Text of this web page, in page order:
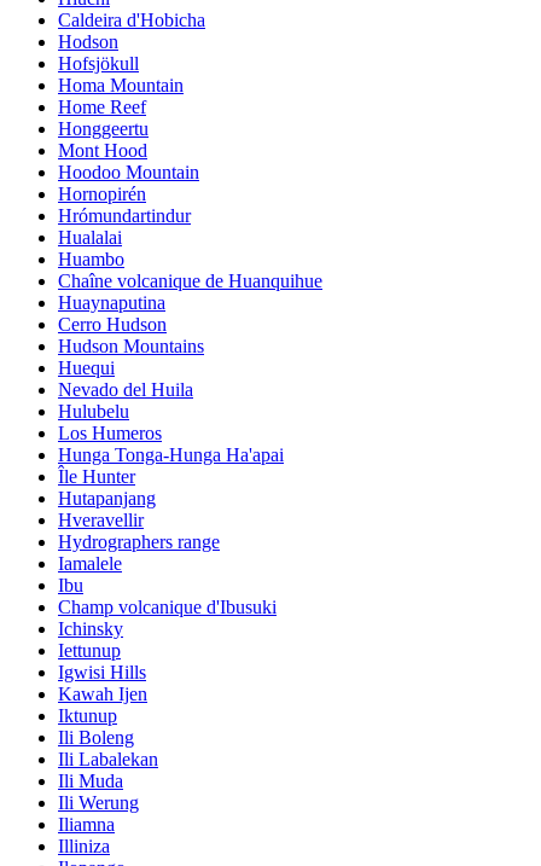
Caldeira d'Hobicha
Hodson
Hofsjökull
Homa Mountain
Home Reef
Honggeertu
Mont Hood
Hoodoo Mountain
Hornopirén
Hrómundartindur
Hualalai
Huambo
Chaîne volcanique de Huanquihue
Huaynaputina
Cerro Hudson
Hudson Mountains
Huequi
Nevado del Huila
Hulubelu
Los Humeros
Hunga Tonga-Hunga Ha'apai
Île Hunter
Hutapanjang
Hveravellir
Hydrographers range
Iamalele
Ibu
Champ volcanique d'Ibusuki
Ichinsky
Iettunup
Igwisi Hills
Kawah Ijen
Iktunup
Ili Boleng
Ili Labalekan
Ili Muda
Ili Werung
Iliamna
Illiniza